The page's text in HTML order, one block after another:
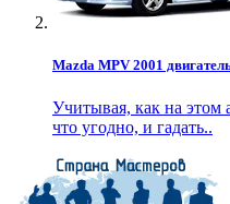
Mazda MPV 2001
Учитывая, как на этом
что угодно, и гадать..